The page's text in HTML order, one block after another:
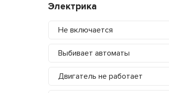
Электрика
Не включается
Выбивает автоматы
Двигатель не работает